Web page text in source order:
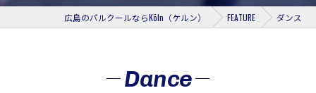
広島のパルクールならKöln（ケルン） FEATURE ダンス
Dance